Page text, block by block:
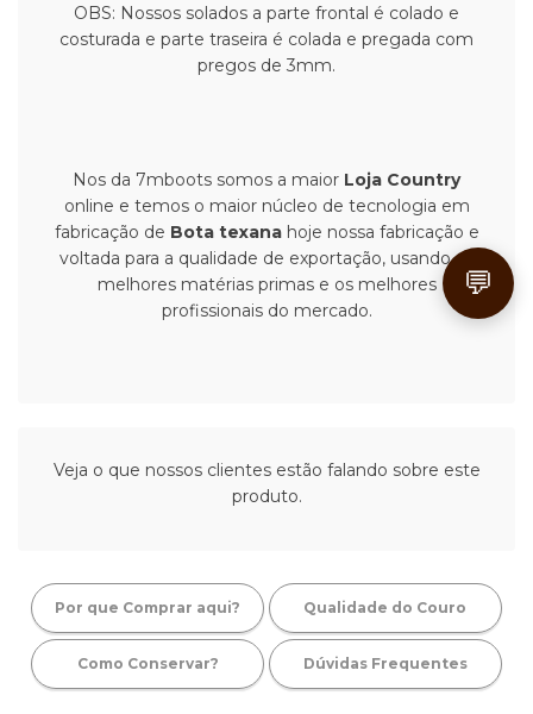
OBS: Nossos solados a parte frontal é colado e
costurada e parte traseira é colada e pregada com
pregos de 3mm.
Nos da 7mboots somos a maior Loja Country
online e temos o maior núcleo de tecnologia em
fabricação de Bota texanahoje nossa fabricação e
voltada para a qualidade de exportação, usando as
melhores matérias primas e os melhores
profissionais do mercado.
Veja o que nossos clientes estão falando sobre este
produto.
Por que Comprar aqui? Qualidade do Couro
Como Conservar? Dúvidas Frequentes
💬